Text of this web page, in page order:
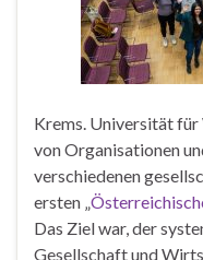
Krems. Universität
von Organisationen
verschiedenen
ersten „
Das Ziel war, der
Gesellschaft und